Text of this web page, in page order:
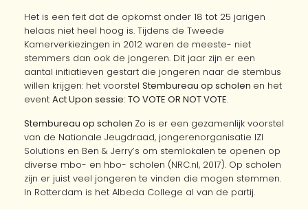
Het is een feit dat de opkomst onder 18 tot 25 jarigen
helaas niet heel hoog is. Tijdens de Tweede
Kamerverkiezingen in 2012 waren de meeste- niet
stemmers dan ook de jongeren. Dit jaar zijn er een
aantal initiatieven gestart die jongeren naar de stembus
willen krijgen: het voorstel Stembureau op scholen en het
event Act Upon sessie: TO VOTE OR NOT VOTE.
Stembureau op scholen Zo is er een gezamenlijk voorstel
van de Nationale Jeugdraad, jongerenorganisatie IZI
Solutions en Ben & Jerry’s om stemlokalen te openen op
diverse mbo- en hbo- scholen (NRC.nl, 2017). Op scholen
zijn er juist veel jongeren te vinden die mogen stemmen.
In Rotterdam is het Albeda College al van de partij.